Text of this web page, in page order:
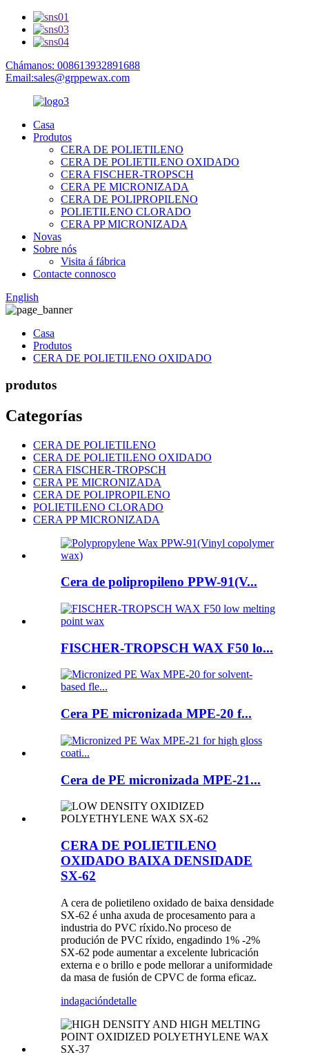
Chámanos: 008613932891688
Email:sales@grppewax.com
Casa
Produtos
CERA DE POLIETILENO
CERA DE POLIETILENO OXIDADO
CERA FISCHER-TROPSCH
CERA PE MICRONIZADA
CERA DE POLIPROPILENO
POLIETILENO CLORADO
CERA PP MICRONIZADA
Novas
Sobre nós
Visita á fábrica
Contacte connosco
English
Casa
Produtos
CERA DE POLIETILENO OXIDADO
produtos
Categorías
CERA DE POLIETILENO
CERA DE POLIETILENO OXIDADO
CERA FISCHER-TROPSCH
CERA PE MICRONIZADA
CERA DE POLIPROPILENO
POLIETILENO CLORADO
CERA PP MICRONIZADA
Cera de polipropileno PPW-91(V...
FISCHER-TROPSCH WAX F50 lo...
Cera PE micronizada MPE-20 f...
Cera de PE micronizada MPE-21...
CERA DE POLIETILENO
OXIDADO BAIXA DENSIDADE
SX-62
A cera de polietileno oxidado de baixa densidade
SX-62 é unha axuda de procesamento para a
industria do PVC ríxido.No proceso de
produción de PVC ríxido, engadindo 1% -2%
SX-62 pode aumentar a excelente lubricación
externa e o brillo e pode mellorar a uniformidade
da masa de fusión de CPVC de forma eficaz.
indagacióndetalle